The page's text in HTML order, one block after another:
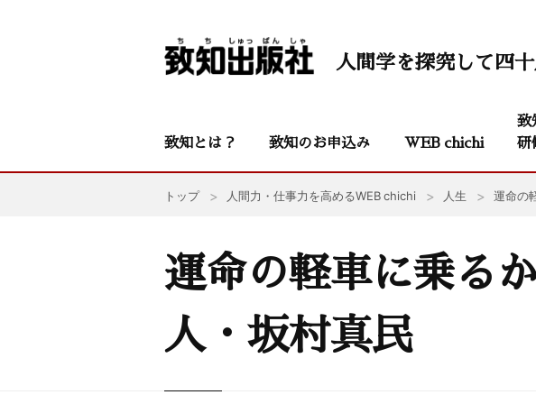
人間学を探究して四
致知とは？ 致知のお申込み WEB chichi
致
研
トップ 人間力・仕事力を高めるWEB chichi 人生 運命の
運命の軽車に乗る
人・坂村真民